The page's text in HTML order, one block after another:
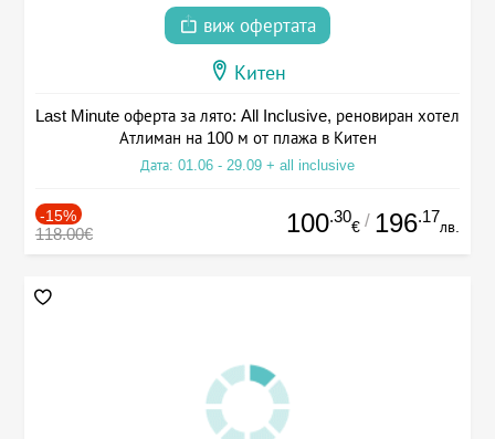
виж офертата
Китен
Last Minute оферта за лято: All Inclusive, реновиран хотел
Атлиман на 100 м от плажа в Китен
Дата: 01.06 - 29.09 + all inclusive
-15%
118.00€ 100.30
€ / 196.17
лв.